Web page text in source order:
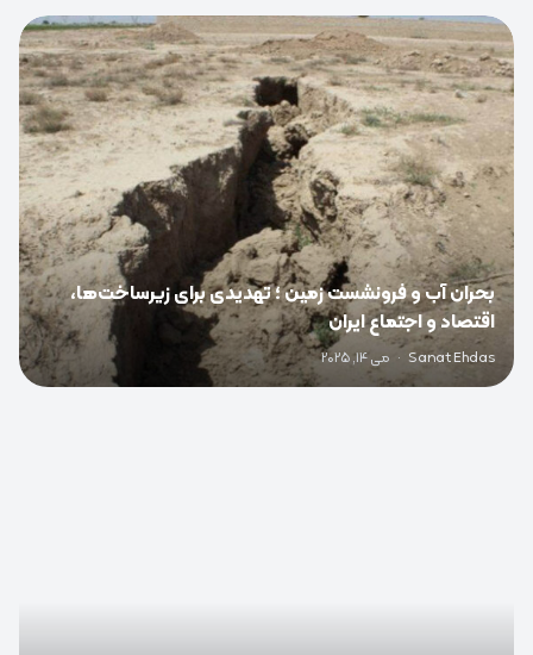
0
بحران آب و فرونشست زمین ؛ تهدیدی برای زیرساخت‌ها،
اقتصاد و اجتماع ایران
Sanat Ehdas
· می 14, 2025